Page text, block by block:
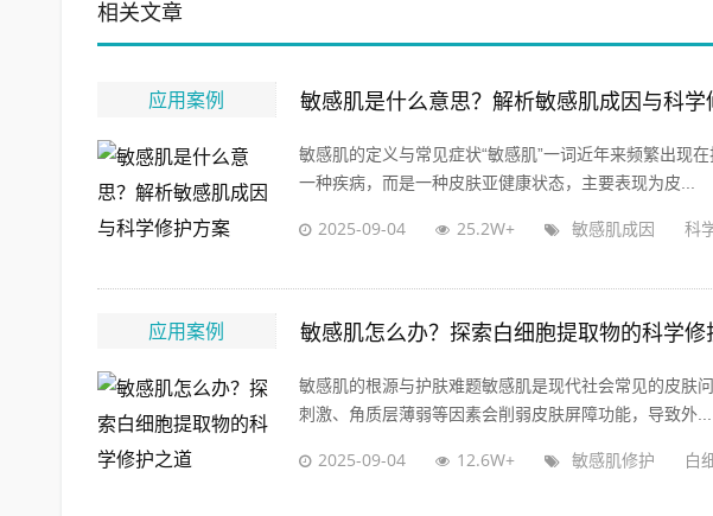
相关文章
应用案例 敏感肌是什么意思？解析敏感肌成因与科学
敏感肌的定义与常见症状“敏感肌”一词近年来频繁出现
一种疾病，而是一种皮肤亚健康状态，主要表现为皮...
2025-09-04 25.2W+ 敏感肌成因 科
应用案例 敏感肌怎么办？探索白细胞提取物的科学修
敏感肌的根源与护肤难题敏感肌是现代社会常见的皮肤
刺激、角质层薄弱等因素会削弱皮肤屏障功能，导致外...
2025-09-04 12.6W+ 敏感肌修护 白